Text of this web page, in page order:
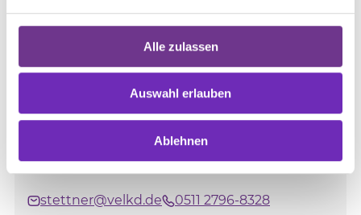
Alle zulassen
Auswahl erlauben
Ablehnen
Oberkirchenrätin Dr. Maria
Ökumenische Grundsatzfragen, Catholica
stettner@velkd.de 0511 2796-8328